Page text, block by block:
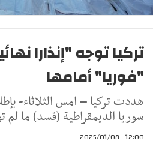
تركيا توجه "إنذارا
"فوريا" أمامها
هددت تركيا – امس الثلاثاء-
سوريا الديمقراطية (قسد) ما
12:00 - 2025/01/08